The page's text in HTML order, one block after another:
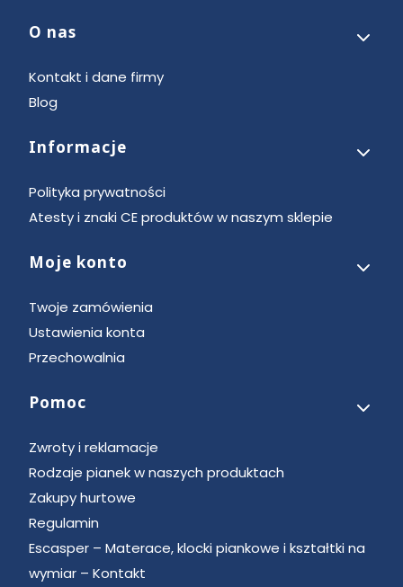
Linki w stopce
O nas
Kontakt i dane firmy
Blog
Informacje
Polityka prywatności
Atesty i znaki CE produktów w naszym sklepie
Moje konto
Twoje zamówienia
Ustawienia konta
Przechowalnia
Pomoc
Zwroty i reklamacje
Rodzaje pianek w naszych produktach
Zakupy hurtowe
Regulamin
Escasper – Materace, klocki piankowe i kształtki na
wymiar – Kontakt